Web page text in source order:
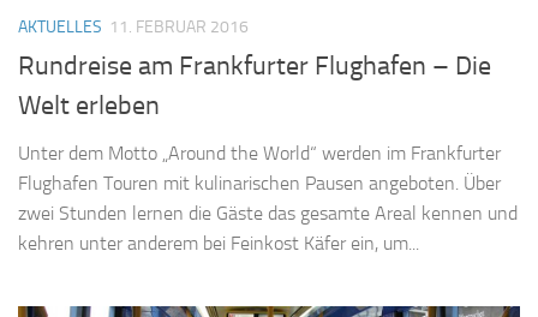
AKTUELLES 11. FEBRUAR 2016
Rundreise am Frankfurter Flughafen – Die
Welt erleben
Unter dem Motto „Around the World“ werden im Frankfurter
Flughafen Touren mit kulinarischen Pausen angeboten. Über
zwei Stunden lernen die Gäste das gesamte Areal kennen und
kehren unter anderem bei Feinkost Käfer ein, um...